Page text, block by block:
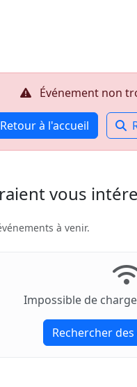
Événement non
Retour à l'accueil
vous
à venir.
Impossible de
Rechercher